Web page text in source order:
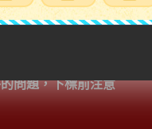
地運費，留言告知商品
問題，下標前注意